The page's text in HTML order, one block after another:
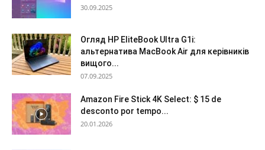
30.09.2025
Огляд HP EliteBook Ultra G1i:
альтернатива MacBook Air для керівників
вищого...
07.09.2025
Amazon Fire Stick 4K Select: $ 15 de
desconto por tempo...
20.01.2026